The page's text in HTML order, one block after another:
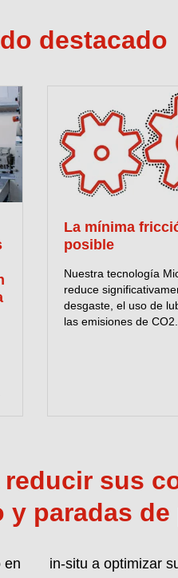
la
Interflon
Ofrecemos el
destacado
La mínima
posible
Nuestra tecnología
reduce
desgaste, el uso de
las emisiones de CO2.
sus
y paradas
en
in-situ a optimizar